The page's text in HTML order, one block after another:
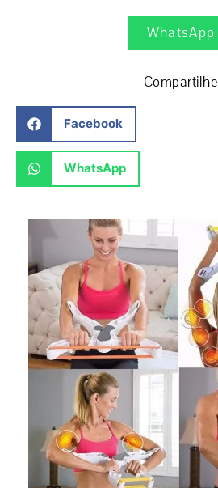
WhatsApp
Compartilhe
Facebook
WhatsApp